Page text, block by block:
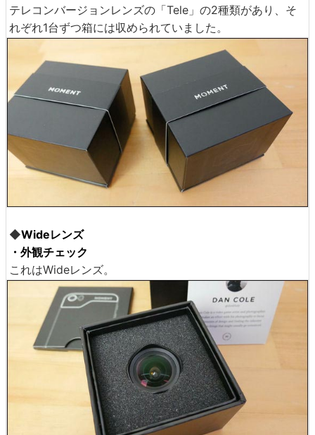
テレコンバージョンレンズの「Tele」の2種類があり、そ
れぞれ1台ずつ箱には収められていました。
◆Wideレンズ
・外観チェック
これはWideレンズ。